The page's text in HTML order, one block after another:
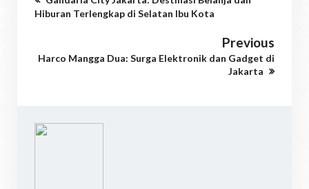
Hiburan Terlengkap di Selatan Ibu Kota
Previous
Harco Mangga Dua: Surga Elektronik dan Gadget di
Jakarta